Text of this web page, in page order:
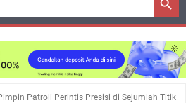
Patroli Perintis Presisi di Sejumlah Titik